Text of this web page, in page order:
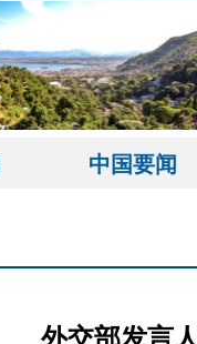
中国要闻
外交部发言